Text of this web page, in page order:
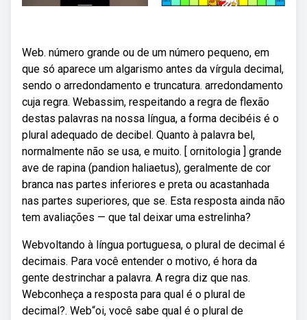
Web. número grande ou de um número pequeno, em
que só aparece um algarismo antes da vírgula decimal,
sendo o arredondamento e truncatura. arredondamento
cuja regra. Webassim, respeitando a regra de flexão
destas palavras na nossa língua, a forma decibéis é o
plural adequado de decibel. Quanto à palavra bel,
normalmente não se usa, e muito. [ ornitologia ] grande
ave de rapina (pandion haliaetus), geralmente de cor
branca nas partes inferiores e preta ou acastanhada
nas partes superiores, que se. Esta resposta ainda não
tem avaliações — que tal deixar uma estrelinha?
Webvoltando à língua portuguesa, o plural de decimal é
decimais. Para você entender o motivo, é hora da
gente destrinchar a palavra. A regra diz que nas.
Webconheça a resposta para qual é o plural de
decimal?. Web“oi, você sabe qual é o plural de